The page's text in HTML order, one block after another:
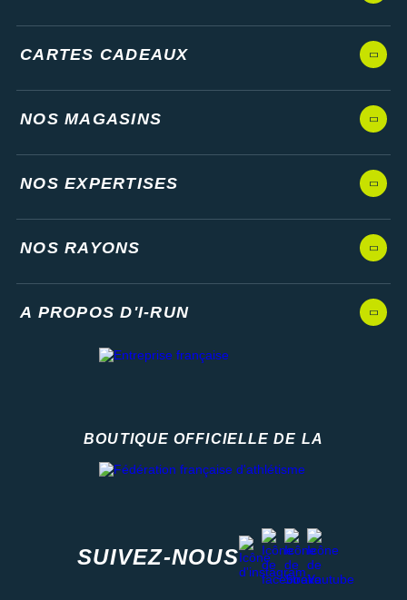
CARTES CADEAUX
NOS MAGASINS
NOS EXPERTISES
NOS RAYONS
A PROPOS D'I-RUN
BOUTIQUE OFFICIELLE DE LA
SUIVEZ-NOUS
instagram
facebook
stravayoutube
Thuasne
Under Armour
Withings
+ Voir toutes les marques